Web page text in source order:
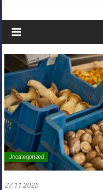
Stadt
Monheim
Uncategorized
27.11.2025